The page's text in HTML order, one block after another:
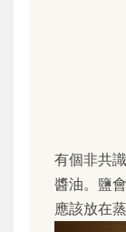
有個非共
醬油。鹽
應該放在蒸